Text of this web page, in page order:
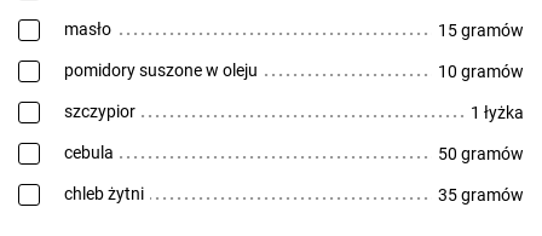
masło 15 gramów
pomidory suszone w oleju 10 gramów
szczypior 1 łyżka
cebula 50 gramów
chleb żytni 35 gramów